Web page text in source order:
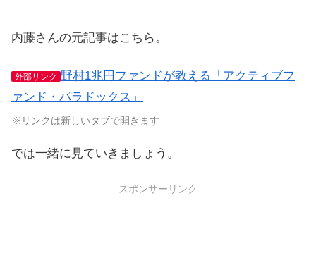
内藤さんの元記事はこちら。
外部リンク 野村1兆円ファンドが教える「アクティブフ
ァンド・パラドックス」
※リンクは新しいタブで開きます
では一緒に見ていきましょう。
スポンサーリンク